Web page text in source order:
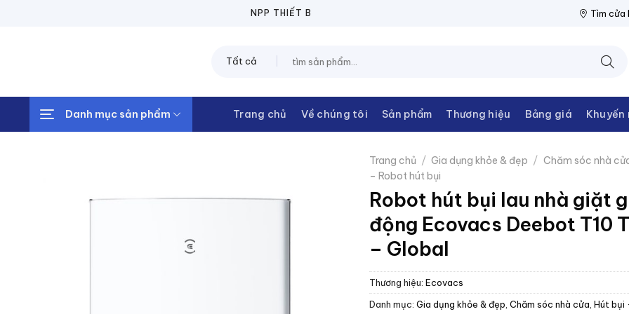
NPP THIẾT BỊ ĐIỆN THANH CHÂU NPP THIẾT BỊ
Tìm cửa
kiếm:
Danh mục sản phẩm Trang chủ Về chúng tôi Sản phẩm Thương hiệu Bảng giá Khuyến
Trang chủ / Gia dụng khỏe & đẹp / Chăm sóc nhà
– Robot hút bụi
Robot hút bụi lau nhà giặt
động Ecovacs Deebot T10
– Global
Thương hiệu: Ecovacs
Danh mục: Gia dụng khỏe & đẹp Chăm sóc nhà cửa Hút bụi